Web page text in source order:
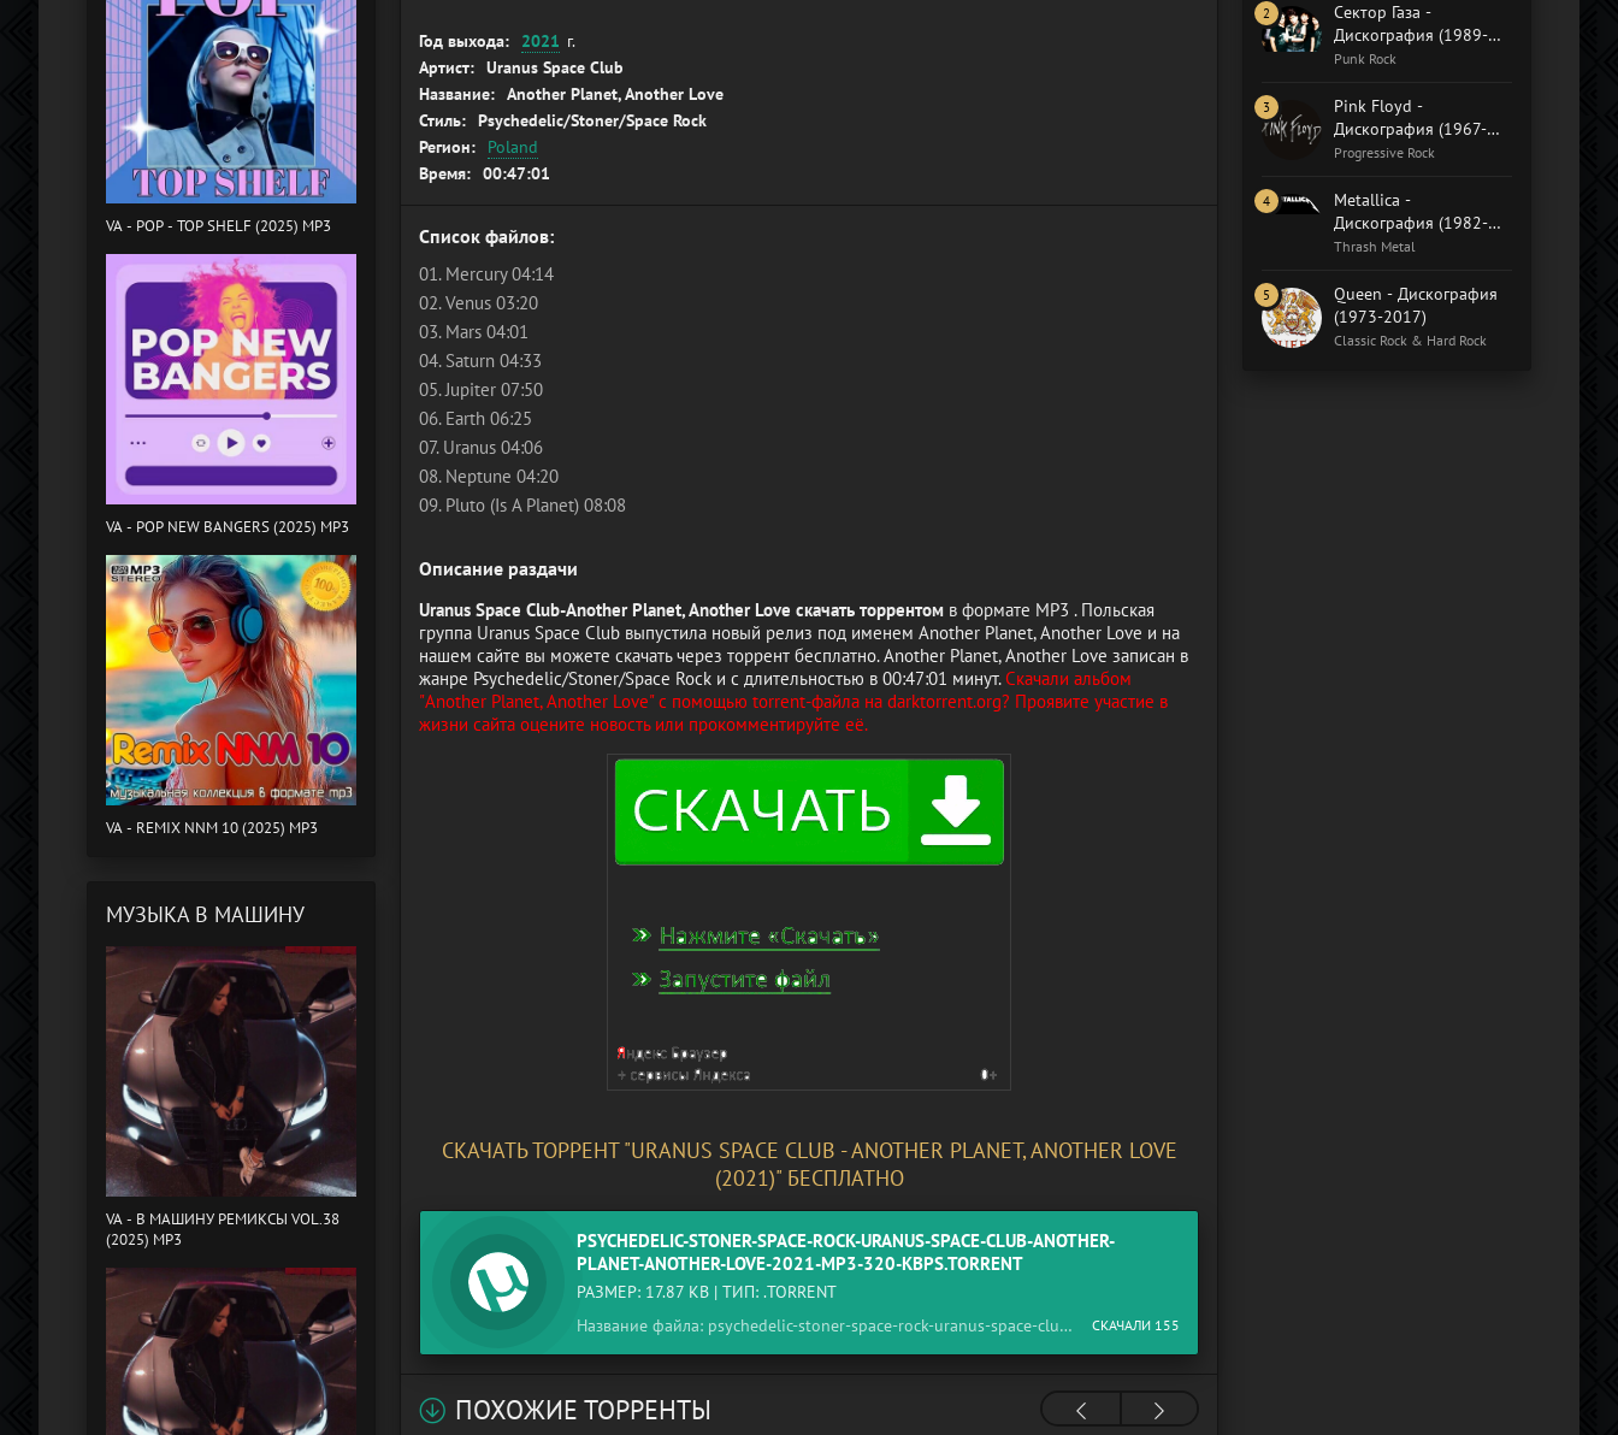
Год выхода: 2021 г.
Артист: Uranus Space Club
Название: Another Planet, Another Love
Стиль: Psychedelic/Stoner/Space Rock
Регион:
Poland
Время: 00:47:01
Список файлов:
01. Mercury 04:14
02. Venus 03:20
03. Mars 04:01
04. Saturn 04:33
05. Jupiter 07:50
06. Earth 06:25
07. Uranus 04:06
08. Neptune 04:20
09. Pluto (Is A Planet) 08:08
Описание раздачи
Uranus Space Club-Another Planet, Another Love скачать торрентом в формате MP3 . Польская
группа Uranus Space Club выпустила новый релиз под именем Another Planet, Another Love и на
нашем сайте вы можете скачать через торрент бесплатно. Another Planet, Another Love записан в
жанре Psychedelic/Stoner/Space Rock и с длительностью в 00:47:01 минут.Скачали альбом
"Another Planet, Another Love" с помощью torrent-файла на darktorrent.org? Проявите участие в
жизни сайта оцените новость или прокомментируйте её.
СКАЧАТЬ ТОРРЕНТ "URANUS SPACE CLUB - ANOTHER PLANET, ANOTHER LOVE
(2021)" БЕСПЛАТНО
PSYCHEDELIC-STONER-SPACE-ROCK-URANUS-SPACE-CLUB-ANOTHER-
PLANET-ANOTHER-LOVE-2021-MP3-320-KBPS.TORRENT
РАЗМЕР: 17.87 KB | ТИП: .TORRENT
Название файла: psychedelic-stoner-space-rock-uranus-space-club-another-planet-another-love-2021-mp3-320-kbps.torrent
СКАЧАЛИ 155
ПОХОЖИЕ ТОРРЕНТЫ
VA - POP - TOP SHELF (2025) MP3
VA - POP NEW BANGERS (2025) MP3
VA - REMIX NNM 10 (2025) MP3
МУЗЫКА В МАШИНУ
VA - B МАШИНУ РЕМИКСЫ VOL.38
(2025) MP3
Сектор Газа -
Дискография (1989-
2015)
Punk Rock
Pink Floyd -
Дискография (1967-
2019)
Progressive Rock
Metallica -
Дискография (1982-
2020)
Thrash Metal
Queen - Дискография
(1973-2017)
Classic Rock & Hard Rock